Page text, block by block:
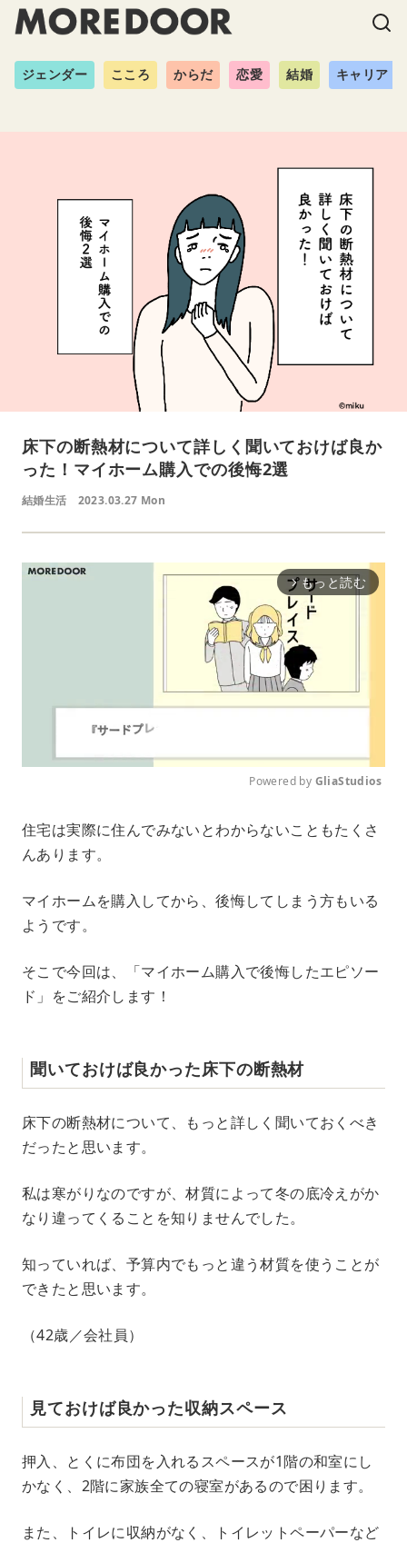
ジェンダー こころ からだ 恋愛 結婚 キャリア
床下の断熱材について詳しく聞いておけば良か
った！マイホーム購入での後悔2選
結婚生活 2023.03.27 Mon
arrow_forward_ios もっと読む
u
Powered by GliaStudios
住宅は実際に住んでみないとわからないこともたくさ
んあります。
マイホームを購入してから、後悔してしまう方もいる
ようです。
そこで今回は、「マイホーム購入で後悔したエピソー
ド」をご紹介します！
聞いておけば良かった床下の断熱材
床下の断熱材について、もっと詳しく聞いておくべき
だったと思います。
私は寒がりなのですが、材質によって冬の底冷えがか
なり違ってくることを知りませんでした。
知っていれば、予算内でもっと違う材質を使うことが
できたと思います。
（42歳／会社員）
見ておけば良かった収納スペース
押入、とくに布団を入れるスペースが1階の和室にし
かなく、2階に家族全ての寝室があるので困ります。
また、トイレに収納がなく、トイレットペーパーなど